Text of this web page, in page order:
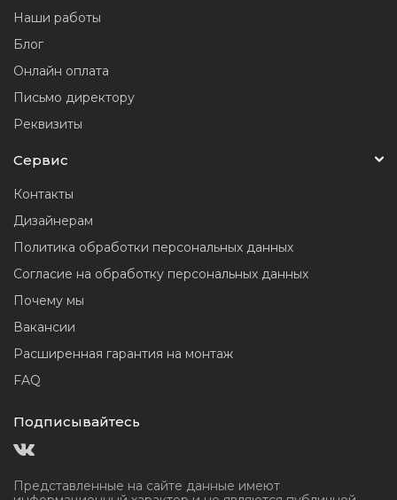
Наши работы
Блог
Онлайн оплата
Письмо директору
Реквизиты
Сервис
Контакты
Дизайнерам
Политика обработки персональных данных
Согласие на обработку персональных данных
Почему мы
Вакансии
Расширенная гарантия на монтаж
FAQ
Подписывайтесь
Представленные на сайте данные имеют